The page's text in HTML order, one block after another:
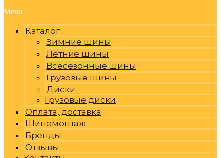
Menu
Каталог
Зимние шины
Летние шины
Всесезонные шины
Грузовые шины
Диски
Грузовые диски
Оплата, доставка
Шиномонтаж
Бренды
Отзывы